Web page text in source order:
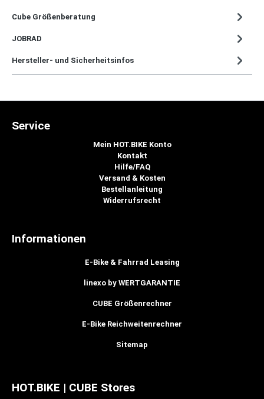
Cube Größenberatung
JOBRAD
Hersteller- und Sicherheitsinfos
Service
Mein HOT.BIKE Konto
Kontakt
Hilfe/FAQ
Versand & Kosten
Bestellanleitung
Widerrufsrecht
Informationen
E-Bike & Fahrrad Leasing
linexo by WERTGARANTIE
CUBE Größenrechner
E-Bike Reichweitenrechner
Sitemap
HOT.BIKE | CUBE Stores